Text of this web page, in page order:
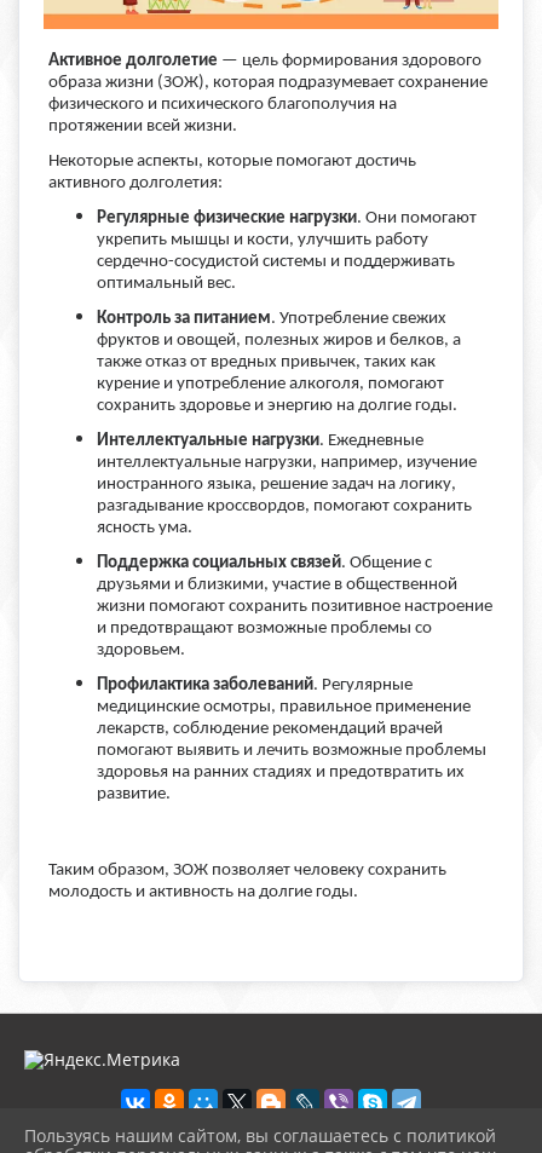
Активное долголетие — цель формирования здорового
образа жизни (ЗОЖ), которая подразумевает сохранение
физического и психического благополучия на
протяжении всей жизни.
Некоторые аспекты, которые помогают достичь
активного долголетия:
Регулярные физические нагрузки. Они помогают
укрепить мышцы и кости, улучшить работу
сердечно-сосудистой системы и поддерживать
оптимальный вес.
Контроль за питанием. Употребление свежих
фруктов и овощей, полезных жиров и белков, а
также отказ от вредных привычек, таких как
курение и употребление алкоголя, помогают
сохранить здоровье и энергию на долгие годы.
Интеллектуальные нагрузки. Ежедневные
интеллектуальные нагрузки, например, изучение
иностранного языка, решение задач на логику,
разгадывание кроссвордов, помогают сохранить
ясность ума.
Поддержка социальных связей. Общение с
друзьями и близкими, участие в общественной
жизни помогают сохранить позитивное настроение
и предотвращают возможные проблемы со
здоровьем.
Профилактика заболеваний. Регулярные
медицинские осмотры, правильное применение
лекарств, соблюдение рекомендаций врачей
помогают выявить и лечить возможные проблемы
здоровья на ранних стадиях и предотвратить их
развитие.
Таким образом, ЗОЖ позволяет человеку сохранить
молодость и активность на долгие годы.
Пользуясь нашим сайтом, вы соглашаетесь с политикой